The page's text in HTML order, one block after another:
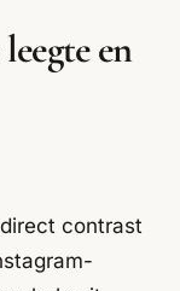
en
contrast